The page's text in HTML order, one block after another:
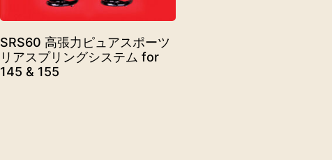
SRS60 高張力ピュアスポーツ
リアスプリングシステム for
145 & 155